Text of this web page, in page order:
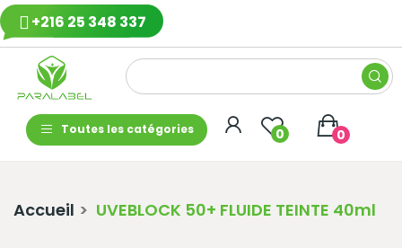
+216 25 348 337
Toutes les catégories 0 0
Accueil UVEBLOCK 50+ FLUIDE TEINTE 40ml